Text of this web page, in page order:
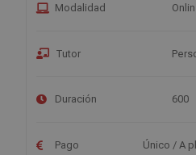
Modalidad
Tutor
Duración 600
Pago Único / A